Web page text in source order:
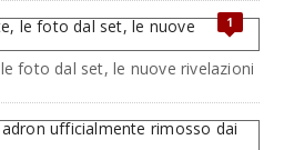
1
foto dal set, le nuove rivelazioni